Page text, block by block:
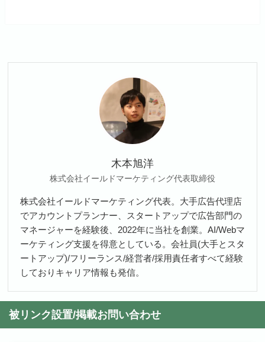
木本旭洋
株式会社イールドマーケティング代表取締役
株式会社イールドマーケティング代表。大手広告代理店
でアカウントプランナー、スタートアップで広告部門の
マネージャーを経験後、2022年に当社を創業。AI/Webマ
ーケティング支援を得意としている。会社員(大手とスタ
ートアップ)/フリーランス/経営者/採用責任者すべて経験
しておりキャリア情報も発信。
被リンク設置/掲載お問い合わせ